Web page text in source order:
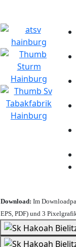
Download: Im
EPS, PDF) und 3